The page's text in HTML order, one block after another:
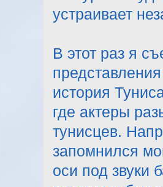
устраивает
В этот раз я
история
где актеры
тунисцев.
запомнился
оси под звуки